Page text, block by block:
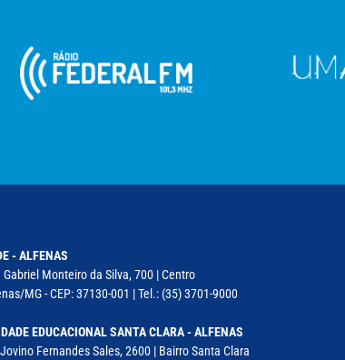
- ALFENAS
Gabriel Monteiro da Silva, 700 | Centro
MG - CEP: 37130-001 | Tel.: (35) 3701-9000
EDUCACIONAL SANTA CLARA - ALFENAS
Fernandes Sales, 2600 | Bairro Santa Clara